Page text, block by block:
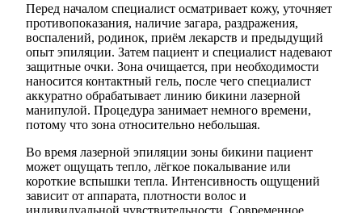
Перед началом специалист осматривает кожу, уточняет
противопоказания, наличие загара, раздражения,
воспалений, родинок, приём лекарств и предыдущий
опыт эпиляции. Затем пациент и специалист надевают
защитные очки. Зона очищается, при необходимости
наносится контактный гель, после чего специалист
аккуратно обрабатывает линию бикини лазерной
манипулой. Процедура занимает немного времени,
потому что зона относительно небольшая.
Во время лазерной эпиляции зоны бикини пациент
может ощущать тепло, лёгкое покалывание или
короткие вспышки тепла. Интенсивность ощущений
зависит от аппарата, плотности волос и
индивидуальной чувствительности. Современное